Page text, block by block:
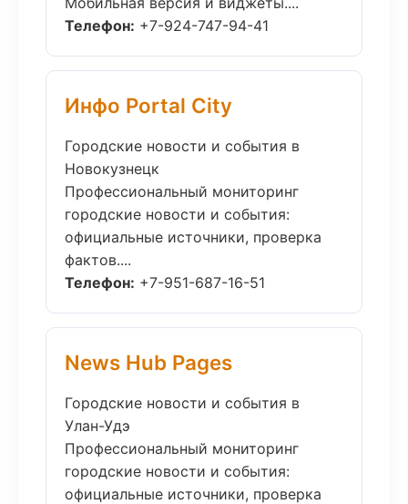
Телефон: +7-924-747-94-41
Инфо Portal City
Городские новости и события в
Новокузнецк
Профессиональный мониторинг
городские новости и события:
официальные источники, проверка
фактов....
Телефон: +7-951-687-16-51
News Hub Pages
Городские новости и события в
Улан-Удэ
Профессиональный мониторинг
городские новости и события:
официальные источники, проверка